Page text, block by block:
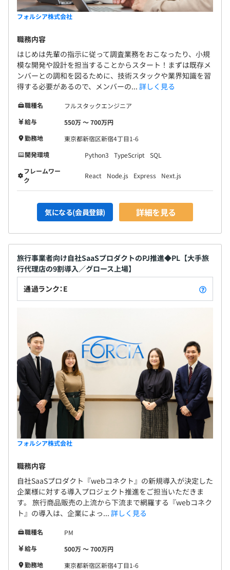
フォルシア株式会社
職務内容
はじめは先輩の指示に従って調査業務をおこなったり、小規
模な開発や設計を担当することからスタート！まずは既存メ
ンバーとの調和を図るために、技術スタックや業界知識を習
得する必要があるので、メンバーの... 詳しく見る
職種名
フルスタックエンジニア
給与
550万 〜 700万円
勤務地
東京都新宿区新宿4丁目1-6
開発環境
Python3 TypeScript
SQL
フレームワー
ク
React Node.js Express Next.js
気になる(会員登録) 詳細を見る
旅行事業者向け自社SaaSプロダクトのPJ推進◆PL【大手旅
行代理店の9割導入／グロース上場】
通過ランク：E
フォルシア株式会社
職務内容
自社SaaSプロダクト『webコネクト』の新規導入が決定した
企業様に対する導入プロジェクト推進をご担当いただきま
す。 旅行商品販売の上流から下流まで網羅する『webコネク
ト』の導入は、企業によっ... 詳しく見る
職種名
PM
給与
500万 〜 700万円
勤務地
東京都新宿区新宿4丁目1-6